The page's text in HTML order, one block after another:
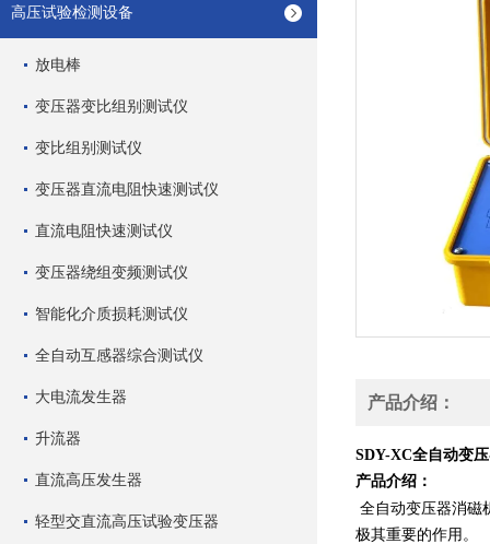
高压试验检测设备
放电棒
变压器变比组别测试仪
变比组别测试仪
变压器直流电阻快速测试仪
直流电阻快速测试仪
变压器绕组变频测试仪
智能化介质损耗测试仪
全自动互感器综合测试仪
大电流发生器
升流器
直流高压发生器
轻型交直流高压试验变压器
产品介绍：
SDY-XC全自动变
产品介绍：
全自动变压器消磁
极其重要的作用。